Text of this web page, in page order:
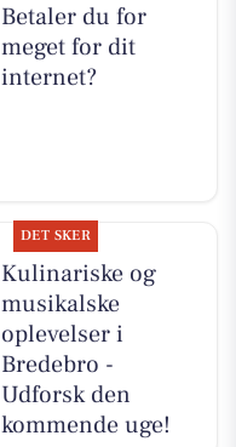
Betaler du for
meget for dit
internet?
DET SKER
Kulinariske og
musikalske
oplevelser i
Bredebro -
Udforsk den
kommende uge!